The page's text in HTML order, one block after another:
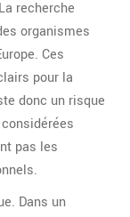
recherche
organismes
Ces
pour la
donc un risque
pas les
Dans un